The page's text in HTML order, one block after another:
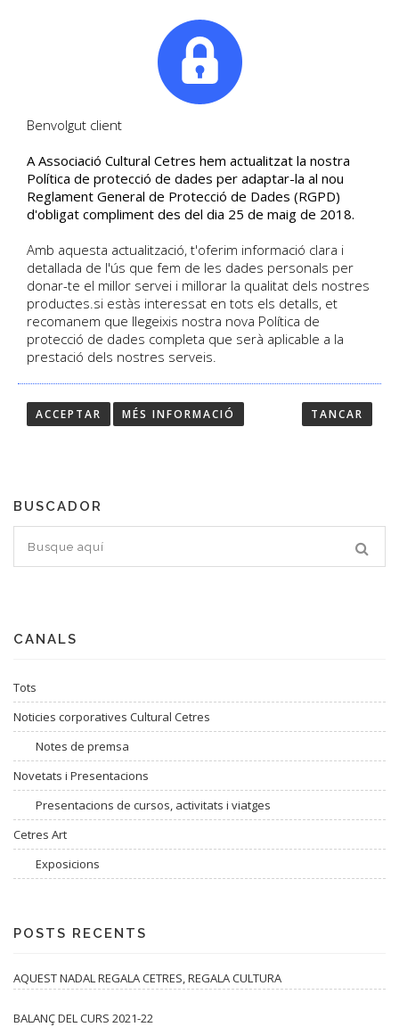
Segueix les últimes notícies
Blog de Cultural Cetres
HOME / BLOG
Troba les últimes notícies de Cultural Cetres.
BUSCADOR
CANALS
Tots
Noticies corporatives Cultural Cetres
Notes de premsa
Novetats i Presentacions
Presentacions de cursos, activitats i viatges
Cetres Art
Exposicions
POSTS RECENTS
AQUEST NADAL REGALA CETRES, REGALA CULTURA
BALANÇ DEL CURS 2021-22
Benvolgut client
A Associació Cultural Cetres hem actualitzat la nostra
Política de protecció de dades per adaptar-la al nou
Reglament General de Protecció de Dades (RGPD)
d'obligat compliment des del dia 25 de maig de 2018.
Amb aquesta actualització, t'oferim informació clara i
detallada de l'ús que fem de les dades personals per
donar-te el millor servei i millorar la qualitat dels nostres
productes.si estàs interessat en tots els detalls, et
recomanem que llegeixis nostra nova Política de
protecció de dades completa que serà aplicable a la
prestació dels nostres serveis.
ACCEPTAR MÉS INFORMACIÓ TANCAR